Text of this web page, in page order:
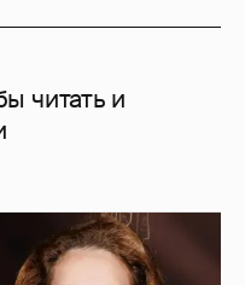
читать и